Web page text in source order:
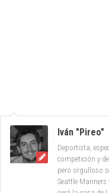
Iván "Pireo"
Deportista,
competición y
pero orgulloso
Seattle